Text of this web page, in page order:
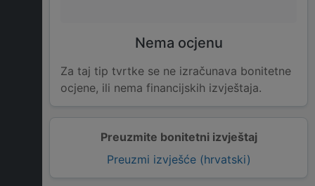
Preuzmite bonitetni izvještaj
Preuzmi izvješće (hrvatski)
Nema ocjenu
Za taj tip tvrtke se ne izračunava bonitetne
ocjene, ili nema financijskih izvještaja.